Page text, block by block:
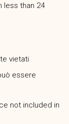
less than 24
vietati
essere
not included in